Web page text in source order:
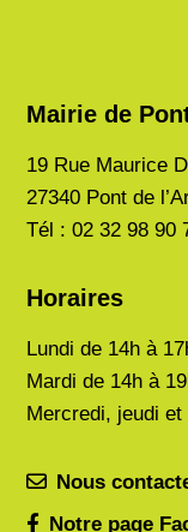
Mairie de
19 Rue Maurice
27340 Pont de
Tél : 02 32 98 90
Horaires
Lundi de 14h à
Mardi de 14h à
Mercredi, jeudi
Nous
Notre page